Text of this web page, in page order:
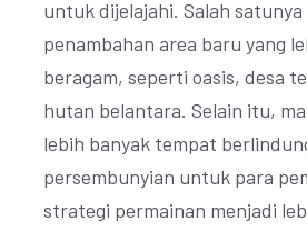
untuk dijelajahi. Salah satunya
penambahan area baru yang
beragam, seperti oasis, desa
hutan belantara. Selain itu,
lebih banyak tempat
persembunyian untuk para
strategi permainan menjadi